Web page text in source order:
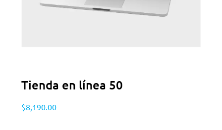
Tienda en línea 50
$8,190.00